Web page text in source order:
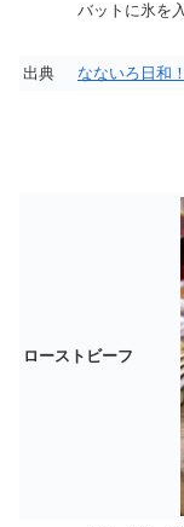
バットに氷を
出典 なないろ日和
ローストビーフ